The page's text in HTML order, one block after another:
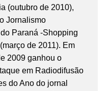
(outubro de 2010),
Jornalismo
Paraná -Shopping
de 2011). Em
2009 ganhou o
em Radiodifusão
do Ano do jornal